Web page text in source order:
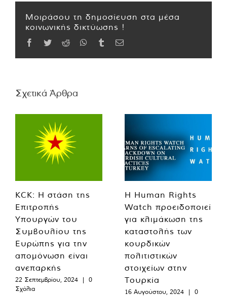
Μοιράσου τη δημοσίευση στα μέσα
κοινωνικής δικτύωσης !
Facebook
TwitterReddit WhatsApp
TumblrEmail
Σχετικά Άρθρα
KCK: Η στάση της
Επιτροπής
Υπουργών του
Συμβουλίου της
Ευρώπης για την
απομόνωση είναι
ανεπαρκής
22 Σεπτεμβρίου, 2024 |
0
Σχόλια
Η Human Rights
Watch προειδοποιεί
για κλιμάκωση της
καταστολής των
κουρδικών
πολιτιστικών
στοιχείων στην
Τουρκία
16 Αυγούστου, 2024 |
0